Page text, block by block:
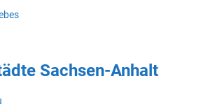
Sachsen-Anhalt